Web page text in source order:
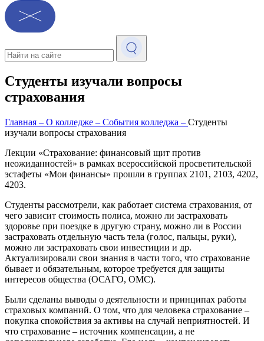
Студенты изучали вопросы
страхования
Главная – О колледже – События колледжа – Студенты
изучали вопросы страхования
Лекции «Страхование: финансовый щит против
неожиданностей» в рамках всероссийской просветительской
эстафеты «Мои финансы» прошли в группах 2101, 2103, 4202,
4203.
Студенты рассмотрели, как работает система страхования, от
чего зависит стоимость полиса, можно ли застраховать
здоровье при поездке в другую страну, можно ли в России
застраховать отдельную часть тела (голос, пальцы, руки),
можно ли застраховать свои инвестиции и др.
Актуализировали свои знания в части того, что страхование
бывает и обязательным, которое требуется для защиты
интересов общества (ОСАГО, ОМС).
Были сделаны выводы о деятельности и принципах работы
страховых компаний. О том, что для человека страхование –
покупка спокойствия за активы на случай неприятностей. И
что страхование – источник компенсации, а не